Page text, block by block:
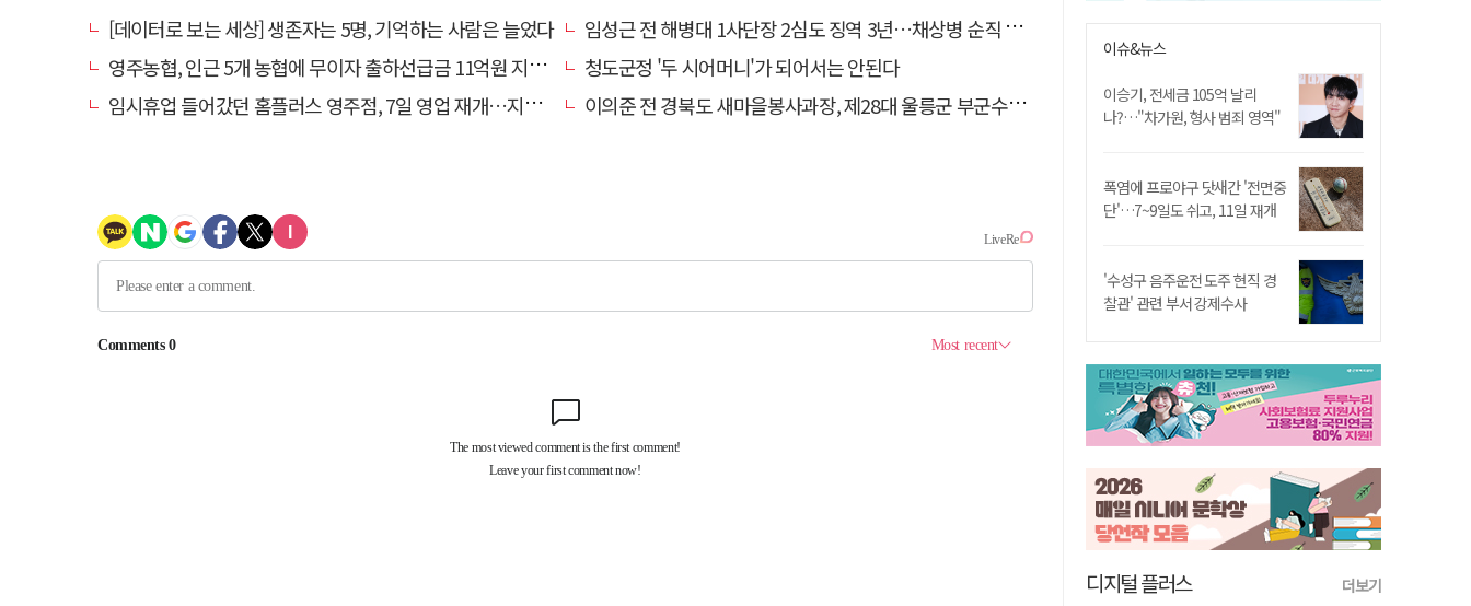
[데이터로 보는 세상] 생존자는 5명, 기억하는 사람은 늘었다
임성근 전 해병대 1사단장 2심도 징역 3년…채상병 순직 책임 유죄
영주농협, 인근 5개 농협에 무이자 출하선급금 11억원 지원…상생 유통망 강화
청도군정 '두 시어머니'가 되어서는 안된다
임시휴업 들어갔던 홈플러스 영주점, 7일 영업 재개…지하 1층만 운영
이의준 전 경북도 새마을봉사과장, 제28대 울릉군 부군수 취임
이슈&뉴스
이승기, 전세금 105억 날리
나?…"차가원, 형사 범죄 영역"
폭염에 프로야구 닷새간 '전면중
단'…7~9일도 쉬고, 11일 재개
'수성구 음주운전 도주 현직 경
찰관' 관련 부서 강제수사
디지털 플러스 더보기